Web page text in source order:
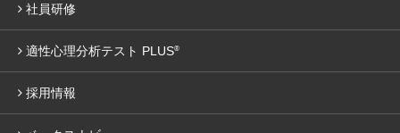
社員研修
適性心理分析テスト PLUS®
採用情報